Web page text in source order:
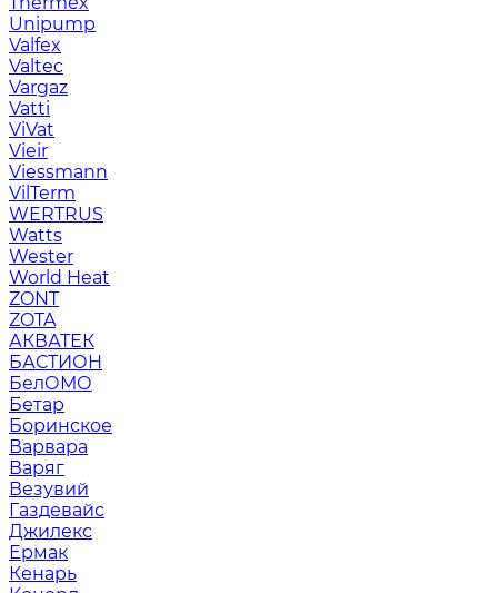
Unipump
Valfex
Valtec
Vargaz
Vatti
ViVat
Vieir
Viessmann
VilTerm
WERTRUS
Watts
Wester
World Heat
ZONT
ZOTA
АКВАТЕК
БАСТИОН
БелОМО
Бетар
Боринское
Варвара
Варяг
Везувий
Газдевайс
Джилекс
Ермак
Кенарь